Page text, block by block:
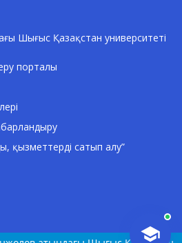
Шығыс Қазақстан университеті
порталы
қызметтерді сатып алу”
— Сәрсен
Шығыс Қазақстан
докторантура